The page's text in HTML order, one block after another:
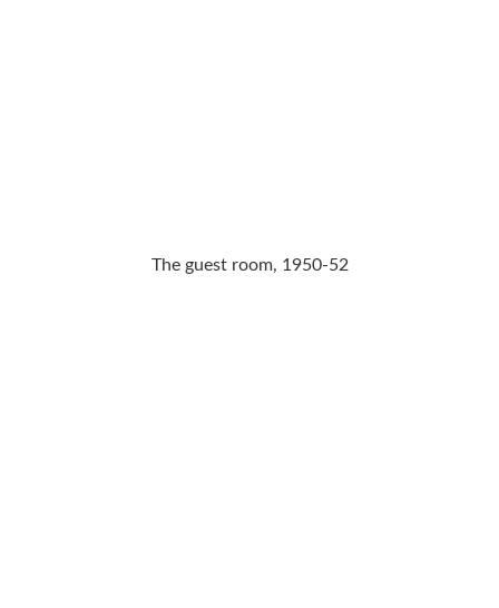
The guest room, 1950-52